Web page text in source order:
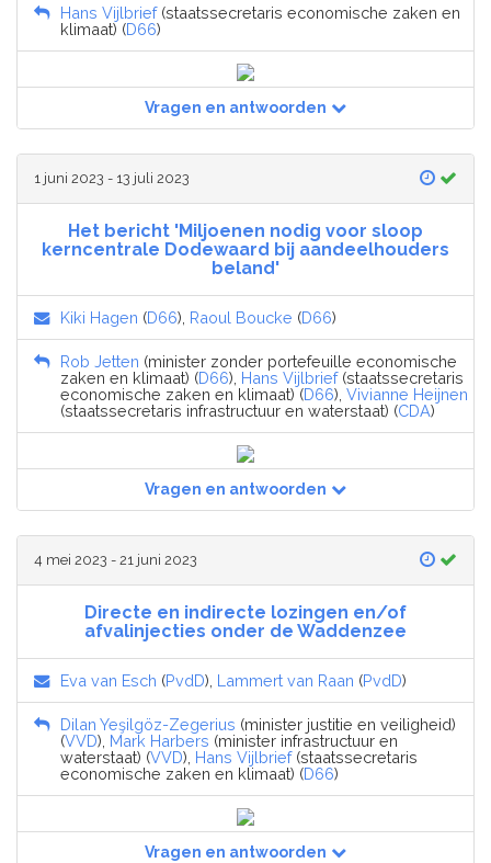
Hans Vijlbrief(staatssecretaris economische zaken en
klimaat) (D66)
Vragen en antwoorden
1 juni 2023 - 13 juli 2023
Het bericht 'Miljoenen nodig voor sloop
kerncentrale Dodewaard bij aandeelhouders
beland'
Kiki Hagen (D66), Raoul Boucke (D66)
Rob Jetten (minister zonder portefeuille economische
zaken en klimaat) (D66), Hans Vijlbrief(staatssecretaris
economische zaken en klimaat) (D66), Vivianne Heijnen
(staatssecretaris infrastructuur en waterstaat) (CDA)
Vragen en antwoorden
4 mei 2023 - 21 juni 2023
Directe en indirecte lozingen en/of
afvalinjecties onder de Waddenzee
Eva van Esch (PvdD), Lammert van Raan (PvdD)
Dilan Yeşilgöz-Zegerius (minister justitie en veiligheid)
(VVD), Mark Harbers (minister infrastructuur en
waterstaat) (VVD), Hans Vijlbrief(staatssecretaris
economische zaken en klimaat) (D66)
Vragen en antwoorden